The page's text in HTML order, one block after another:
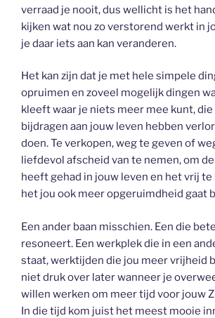
verraad je nooit, dus wellicht is het
kijken wat nou zo verstorend werkt in
je daar iets aan kan veranderen.
Het kan zijn dat je met hele simpele
opruimen en zoveel mogelijk dingen
kleeft waar je niets meer mee kunt,
bijdragen aan jouw leven hebben
doen. Te verkopen, weg te geven of
liefdevol afscheid van te nemen, om
heeft gehad in jouw leven en het vrij
het jou ook meer opgeruimdheid gaat
Een ander baan misschien. Een die
resoneert. Een werkplek die in een
staat, werktijden die jou meer vrijheid
niet druk over later wanneer je
willen werken om meer tijd voor jouw
In die tijd kom juist het meest mooie